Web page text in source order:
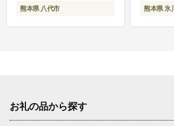
熊本県 八代市 熊本県 氷
お礼の品から探す